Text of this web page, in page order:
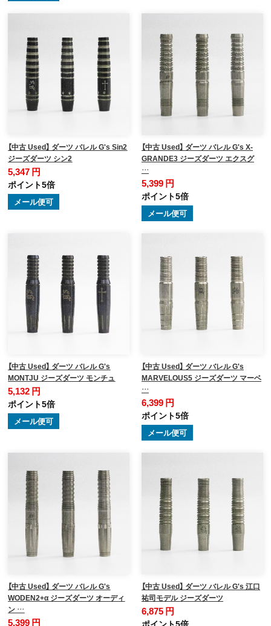
【中古 Used】 ダーツ バレル G's Sin2
ジーズダーツ シン2
5,347 円
ポイント5倍
メール便可
【中古 Used】 ダーツ バレル G's X-
GRANDE3 ジーズダーツ エクスグ
…
5,399 円
ポイント5倍
メール便可
【中古 Used】 ダーツ バレル G's
MONTJU ジーズダーツ モンチュ
5,132 円
ポイント5倍
メール便可
【中古 Used】 ダーツ バレル G's
MARVELOUS5 ジーズダーツ マーベ
…
6,399 円
ポイント5倍
メール便可
【中古 Used】 ダーツ バレル G's
WODEN2+α ジーズダーツ オーディ
ン …
5,399 円
【中古 Used】 ダーツ バレル G's 江口
祐司モデル ジーズダーツ
6,875 円
ポイント5倍